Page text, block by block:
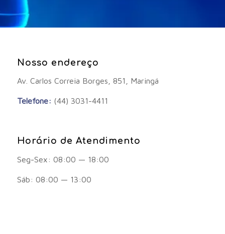
Nosso endereço
Av. Carlos Correia Borges, 851, Maringá
Telefone: (44) 3031-4411
Horário de Atendimento
Seg-Sex: 08:00 — 18:00
Sáb: 08:00 — 13:00